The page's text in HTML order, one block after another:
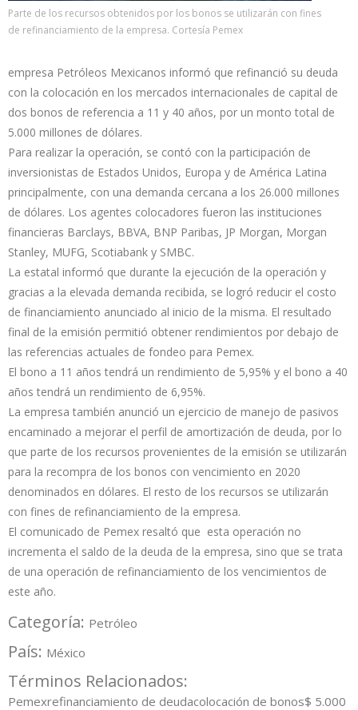
Parte de los recursos obtenidos por los bonos se utilizarán con fines
de refinanciamiento de la empresa. Cortesía Pemex
empresa Petróleos Mexicanos informó que refinanció su deuda
con la colocación en los mercados internacionales de capital de
dos bonos de referencia a 11 y 40 años, por un monto total de
5.000 millones de dólares.
Para realizar la operación, se contó con la participación de
inversionistas de Estados Unidos, Europa y de América Latina
principalmente, con una demanda cercana a los 26.000 millones
de dólares. Los agentes colocadores fueron las instituciones
financieras Barclays, BBVA, BNP Paribas, JP Morgan, Morgan
Stanley, MUFG, Scotiabank y SMBC.
La estatal informó que durante la ejecución de la operación y
gracias a la elevada demanda recibida, se logró reducir el costo
de financiamiento anunciado al inicio de la misma. El resultado
final de la emisión permitió obtener rendimientos por debajo de
las referencias actuales de fondeo para Pemex.
El bono a 11 años tendrá un rendimiento de 5,95% y el bono a 40
años tendrá un rendimiento de 6,95%.
La empresa también anunció un ejercicio de manejo de pasivos
encaminado a mejorar el perfil de amortización de deuda, por lo
que parte de los recursos provenientes de la emisión se utilizarán
para la recompra de los bonos con vencimiento en 2020
denominados en dólares. El resto de los recursos se utilizarán
con fines de refinanciamiento de la empresa.
El comunicado de Pemex resaltó que esta operación no
incrementa el saldo de la deuda de la empresa, sino que se trata
de una operación de refinanciamiento de los vencimientos de
este año.
Categoría: Petróleo
País: México
Términos Relacionados:
Pemexrefinanciamiento de deudacolocación de bonos$ 5.000